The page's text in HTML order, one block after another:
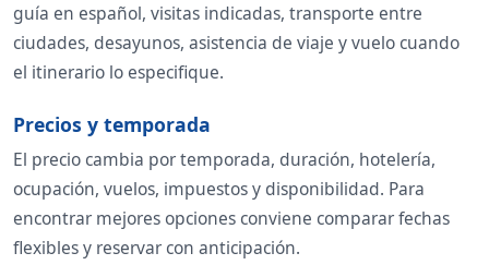
guía en español, visitas indicadas, transporte entre
ciudades, desayunos, asistencia de viaje y vuelo cuando
el itinerario lo especifique.
Precios y temporada
El precio cambia por temporada, duración, hotelería,
ocupación, vuelos, impuestos y disponibilidad. Para
encontrar mejores opciones conviene comparar fechas
flexibles y reservar con anticipación.